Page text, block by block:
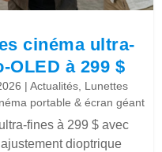
cinéma ultra-
OLED à 299 $
|Actualités, Lunettes
portable & écran géant
fines à 299 $ avec
dioptrique